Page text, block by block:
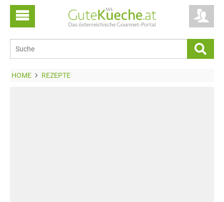
HOME REZEPTE